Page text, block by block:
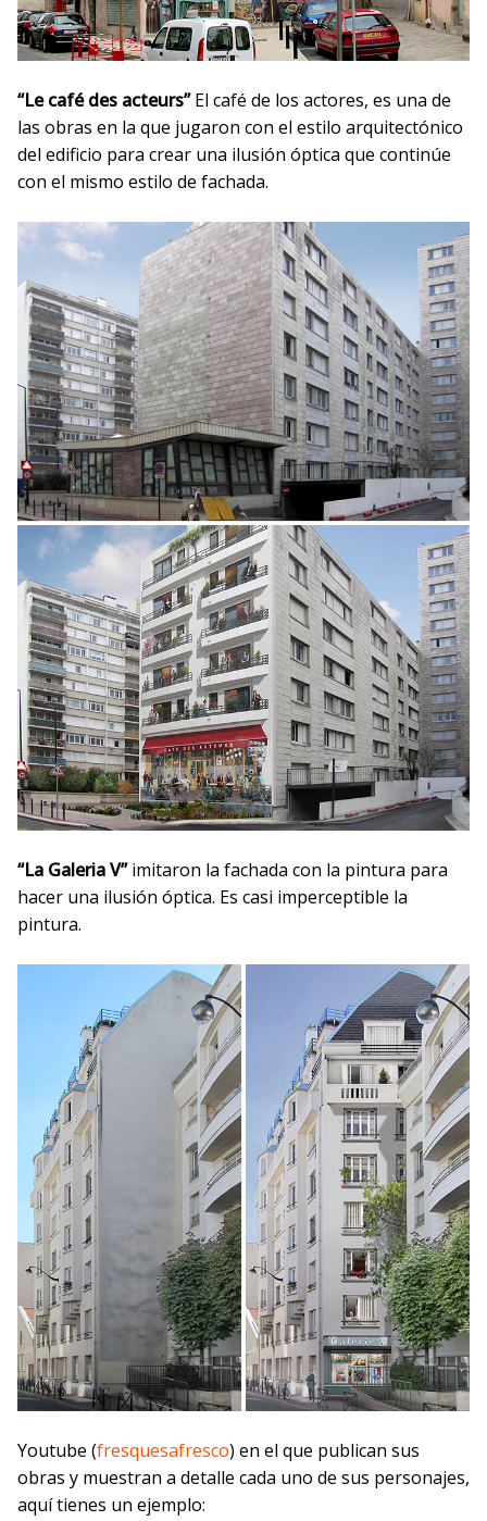
“Le café des acteurs”El café de los actores, es una de
las obras en la que jugaron con el estilo arquitectónico
del edificio para crear una ilusión óptica que continúe
con el mismo estilo de fachada.
“La Galeria V”imitaron la fachada con la pintura para
hacer una ilusión óptica. Es casi imperceptible la
pintura.
Youtube (fresquesafresco) en el que publican sus
obras y muestran a detalle cada uno de sus personajes,
aquí tienes un ejemplo: